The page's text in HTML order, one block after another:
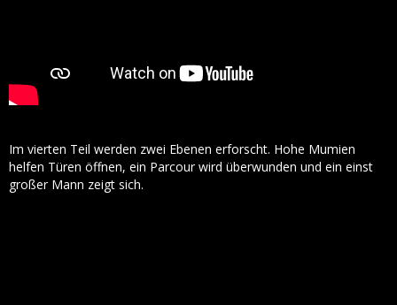
Im vierten Teil werden zwei Ebenen erforscht. Hohe Mumien
helfen Türen öffnen, ein Parcour wird überwunden und ein einst
großer Mann zeigt sich.